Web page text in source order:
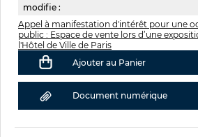
modifie :
Appel à manifestation d'intérêt pour une
public : Espace de vente lors d’une
l'Hôtel de Ville de Paris
Ajouter au Panier
Document numérique